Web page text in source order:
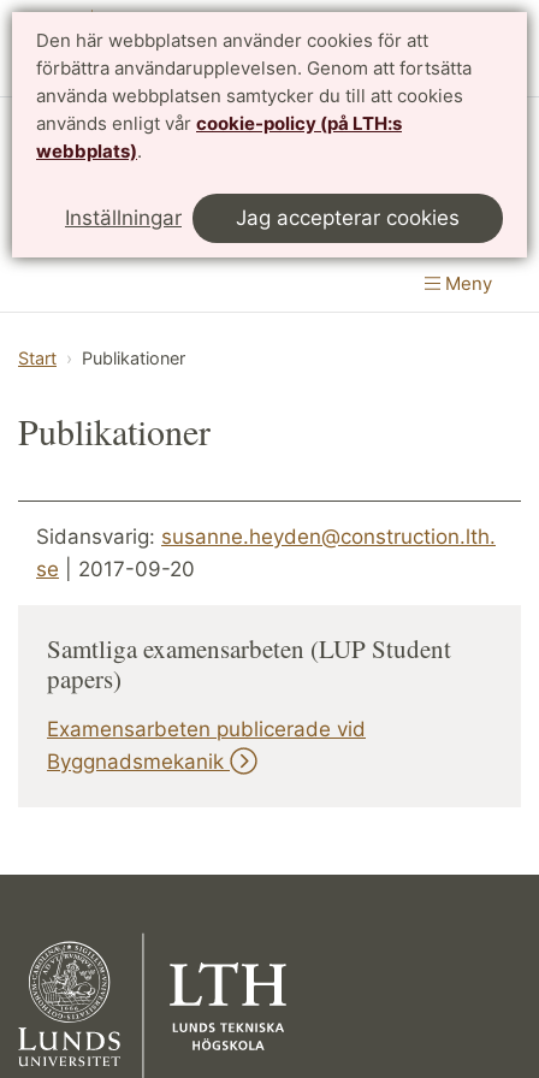
Den här webbplatsen använder cookies för att
förbättra användarupplevelsen. Genom att fortsätta
använda webbplatsen samtycker du till att cookies
används enligt vår cookie-policy (på LTH:s
webbplats).
Inställningar Jag accepterar cookies
Avdelningen för byggnadsmekanik
Institutionen för byggvetenskaper|LTH, Lunds
Tekniska Högskola
Meny
Start Publikationer
Publikationer
Sidansvarig: susanne.heyden@construction.lth.
se | 2017-09-20
Samtliga examensarbeten (LUP Student
papers)
Examensarbeten publicerade vid
Byggnadsmekanik